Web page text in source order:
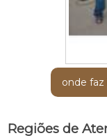
onde faz
Regiões de